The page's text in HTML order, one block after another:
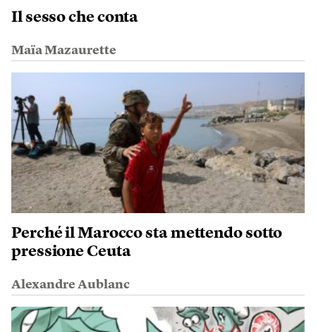
Il sesso che conta
Maïa Mazaurette
Perché il Marocco sta mettendo sotto
pressione Ceuta
Alexandre Aublanc